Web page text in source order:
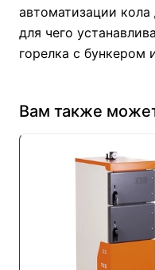
автоматизации кола
для чего
горелка с бункером
Вам также